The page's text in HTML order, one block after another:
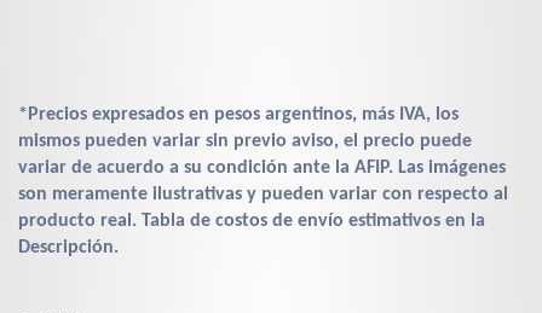
*Precios expresados en pesos argentinos, más IVA, los
mismos pueden variar sin previo aviso, el precio puede
variar de acuerdo a su condición ante la AFIP. Las imágenes
son meramente ilustrativas y pueden variar con respecto al
producto real. Tabla de costos de envío estimativos en la
Descripción.